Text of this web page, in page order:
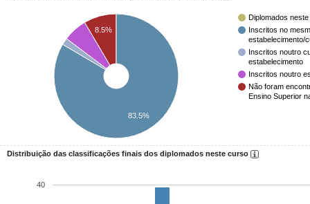
Diplomados
Inscritos no
estabelecimento/
Inscritos noutro
estabelecimento
Inscritos noutro
Não foram
Ensino Superior
8.5%
83.5%
Distribuição das classificações finais dos diplomados neste curso
40